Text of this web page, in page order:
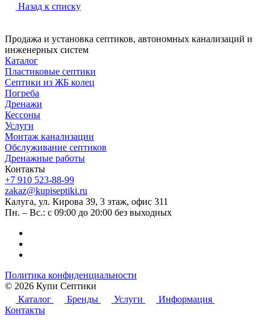
Назад к списку
Продажа и установка септиков, автономных канализаций и
инженерных систем
Каталог
Пластиковые септики
Септики из ЖБ колец
Погреба
Дренажи
Кессоны
Услуги
Монтаж канализации
Обслуживание септиков
Дренажные работы
Контакты
+7 910 523-88-99
zakaz@kupiseptiki.ru
Калуга, ул. Кирова 39, 3 этаж, офис 311
Пн. – Вс.: с 09:00 до 20:00 без выходных
Политика конфиденциальности
© 2026 Купи Септики
Каталог
Бренды Услуги
Информация
Контакты